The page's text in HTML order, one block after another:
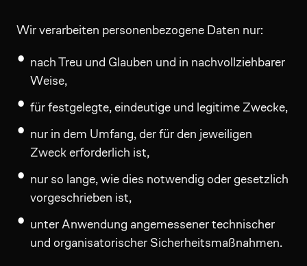
Wir verarbeiten personenbezogene Daten nur:
nach Treu und Glauben und in nachvollziehbarer
Weise,
für festgelegte, eindeutige und legitime Zwecke,
nur in dem Umfang, der für den jeweiligen
Zweck erforderlich ist,
nur so lange, wie dies notwendig oder gesetzlich
vorgeschrieben ist,
unter Anwendung angemessener technischer
und organisatorischer Sicherheitsmaßnahmen.